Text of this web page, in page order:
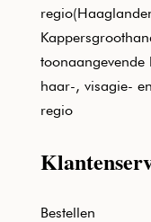
toonaangevende
haar-, visagie-
regio
Bestellen